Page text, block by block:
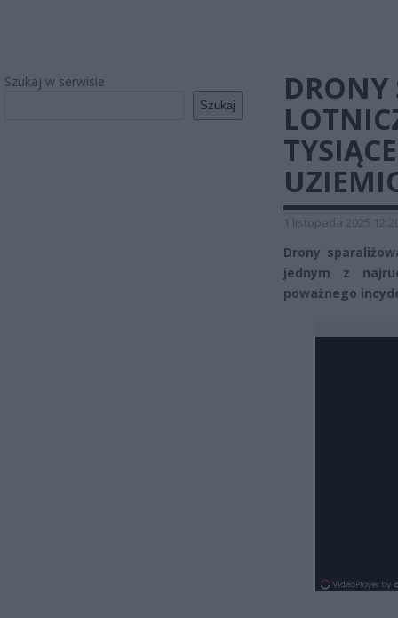
Szukaj w serwisie
Szukaj
DRONY
1 listopada 2025
Drony
jednym z
poważnego